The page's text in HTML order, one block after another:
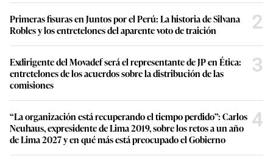
Primeras fisuras en Juntos por el Perú: La historia de Silvana
Robles y los entretelones del aparente voto de traición
2
Exdirigente del Movadef será el representante de JP en Ética:
entretelones de los acuerdos sobre la distribución de las
comisiones
3
“La organización está recuperando el tiempo perdido”: Carlos
Neuhaus, expresidente de Lima 2019, sobre los retos a un año
de Lima 2027 y en qué más está preocupado el Gobierno
4